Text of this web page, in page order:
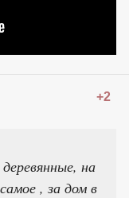
+2
на
, за дом в